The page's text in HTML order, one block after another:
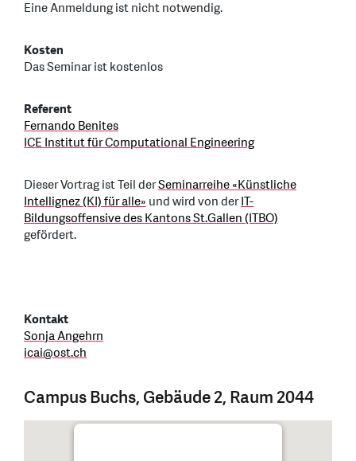
Eine Anmeldung ist nicht notwendig.
Kosten
Das Seminar ist kostenlos
Referent
Fernando Benites
ICE Institut für Computational Engineering
Dieser Vortrag ist Teil derSeminarreihe «Künstliche
Intellignez (KI) für alle» und wird von derIT-
Bildungsoffensive des Kantons St.Gallen (ITBO)
gefördert.
Kontakt
Sonja Angehrn
icai@ost.ch
Campus Buchs, Gebäude 2, Raum 2044